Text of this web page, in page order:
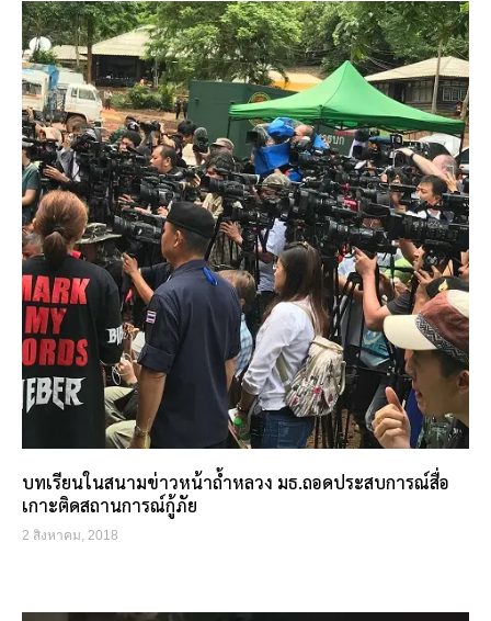
บทเรียนในสนามข่าวหน้าถ้ำหลวง มธ.ถอดประสบการณ์สื่อ
เกาะติดสถานการณ์กู้ภัย
2 สิงหาคม, 2018